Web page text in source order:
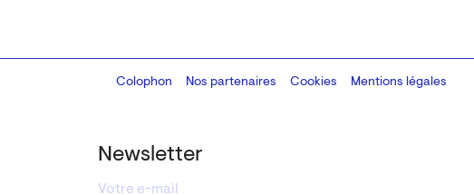
Newsletter
Colophon
Design:Marcel Kaczmarek, code:8080.studio
Nos partenaires Cookies Mentions légales